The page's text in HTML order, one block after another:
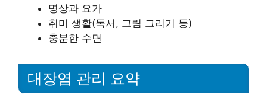
명상과 요가
취미 생활(독서, 그림 그리기 등)
충분한 수면
대장염 관리 요약